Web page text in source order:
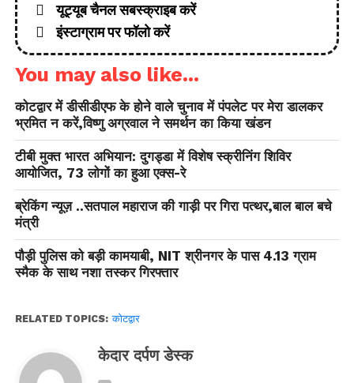
यूट्यूब चैनल सबस्क्राइब करें
इंस्टाग्राम पर फॉलो करें
You may also like...
कोटद्वार में डीसीडीएफ के होने वाले चुनाव में पंपलेट पर मेरा डालकर
भ्रमित न करें,विष्णु अग्रवाल ने समर्थन का किया खंडन
टीबी मुक्त भारत अभियान: दुगड्डा में विशेष स्क्रीनिंग शिविर
आयोजित, 73 लोगों का हुआ एक्स-रे
ब्रेकिंग न्यूज़ ..सतपाल महाराज की गाड़ी पर गिरा पत्थर,बाल बाल बचे
मंत्री
पौड़ी पुलिस को बड़ी कामयाबी, NIT श्रीनगर के पास 4.13 ग्राम
स्मैक के साथ नशा तस्कर गिरफ्तार
RELATED TOPICS: कोटद्वार
केदार दर्पण डेस्क